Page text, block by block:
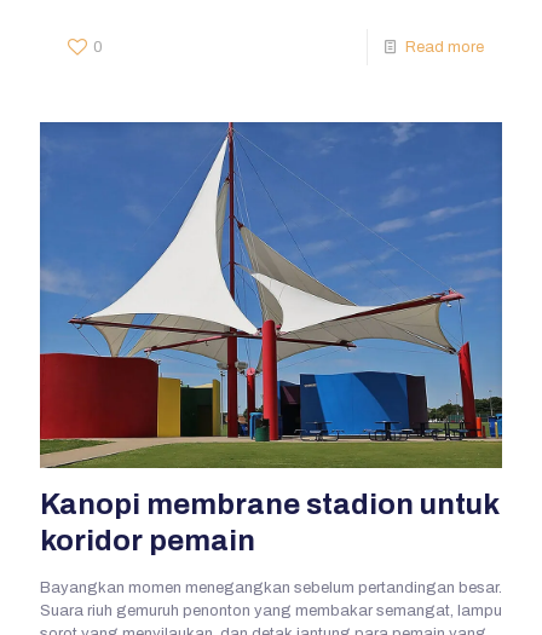
0 Read more
Kanopi membrane stadion untuk
koridor pemain
Bayangkan momen menegangkan sebelum pertandingan besar.
Suara riuh gemuruh penonton yang membakar semangat, lampu